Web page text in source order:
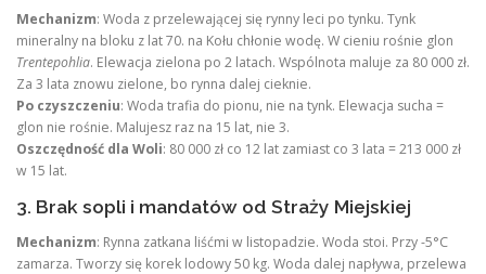
Mechanizm: Woda z przelewającej się rynny leci po tynku. Tynk
mineralny na bloku z lat 70. na Kołu chłonie wodę. W cieniu rośnie glon
Trentepohlia. Elewacja zielona po 2 latach. Wspólnota maluje za 80 000 zł.
Za 3 lata znowu zielone, bo rynna dalej cieknie.
Po czyszczeniu: Woda trafia do pionu, nie na tynk. Elewacja sucha =
glon nie rośnie. Malujesz raz na 15 lat, nie 3.
Oszczędność dla Woli: 80 000 zł co 12 lat zamiast co 3 lata = 213 000 zł
w 15 lat.
3. Brak sopli i mandatów od Straży Miejskiej
Mechanizm: Rynna zatkana liśćmi w listopadzie. Woda stoi. Przy -5°C
zamarza. Tworzy się korek lodowy 50 kg. Woda dalej napływa, przelewa